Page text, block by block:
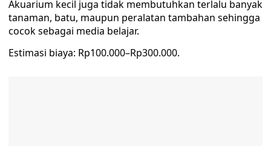
Akuarium kecil juga tidak membutuhkan terlalu banyak
tanaman, batu, maupun peralatan tambahan sehingga
cocok sebagai media belajar.
Estimasi biaya: Rp100.000–Rp300.000.